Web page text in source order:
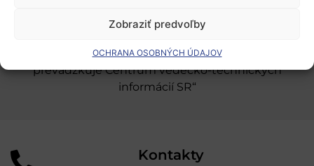
Zobraziť predvoľby
OCHRANA OSOBNÝCH ÚDAJOV
úniou v rámci Programu Slovensko. Portál
prevádzkuje Centrum vedecko-technických
informácií SR“
Kontakty